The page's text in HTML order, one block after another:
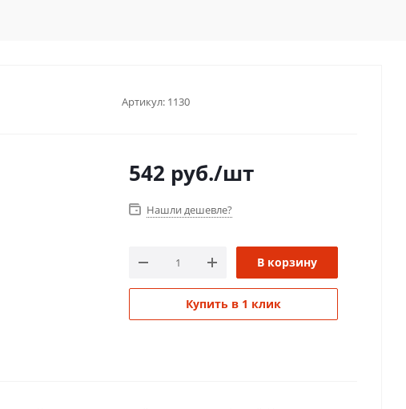
Артикул: 1130
542 руб./шт
Нашли дешевле?
В корзину
Купить в 1 клик